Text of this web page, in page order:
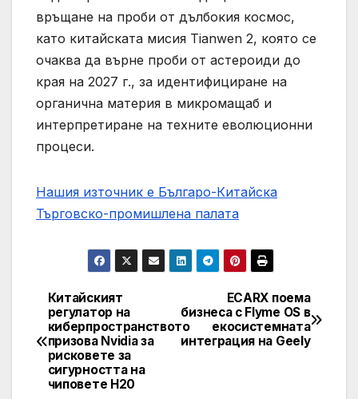
връщане на проби от дълбокия космос,
като китайската мисия Tianwen 2, която се
очаква да върне проби от астероиди до
края на 2027 г., за идентифициране на
органична материя в микромащаб и
интерпретиране на техните еволюционни
процеси.
Нашия източник е Българо-Китайска
Търговско-промишлена палaта
Post
navigation
ECARX поема
бизнеса с Flyme OS в
екосистемната
интеграция на Geely
Китайският
регулатор на
киберпространството
призова Nvidia за
рисковете за
сигурността на
чиповете H20